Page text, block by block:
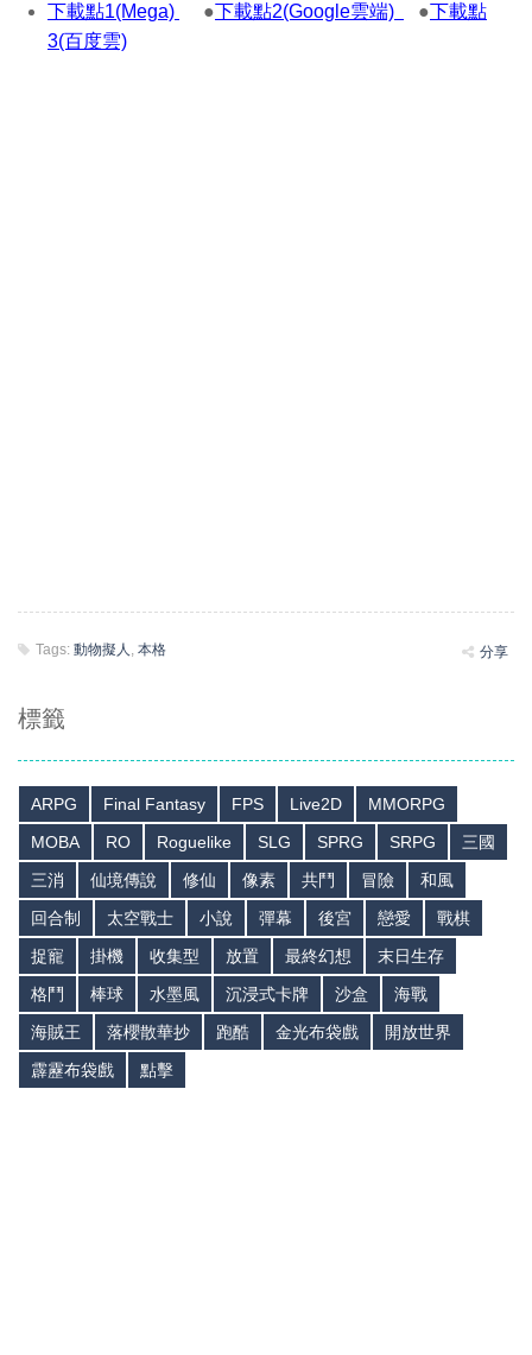
下載點1(Mega) ●下載點2(Google雲端) ●下載點
3(百度雲)
Tags: 動物擬人 , 本格 分享
標籤
ARPG Final Fantasy FPS Live2D
MMORPG
MOBA
RO Roguelike SLG SPRG SRPG
三國
三消
仙境傳說 修仙 像素 共鬥 冒險
和風
回合制
太空戰士 小說 彈幕 後宮 戀愛
戰棋
捉寵
掛機 收集型 放置 最終幻想
末日生存
格鬥
棒球 水墨風 沉浸式卡牌 沙盒
海戰
海賊王
落櫻散華抄 跑酷 金光布袋戲
開放世界
霹靂布袋戲
點擊